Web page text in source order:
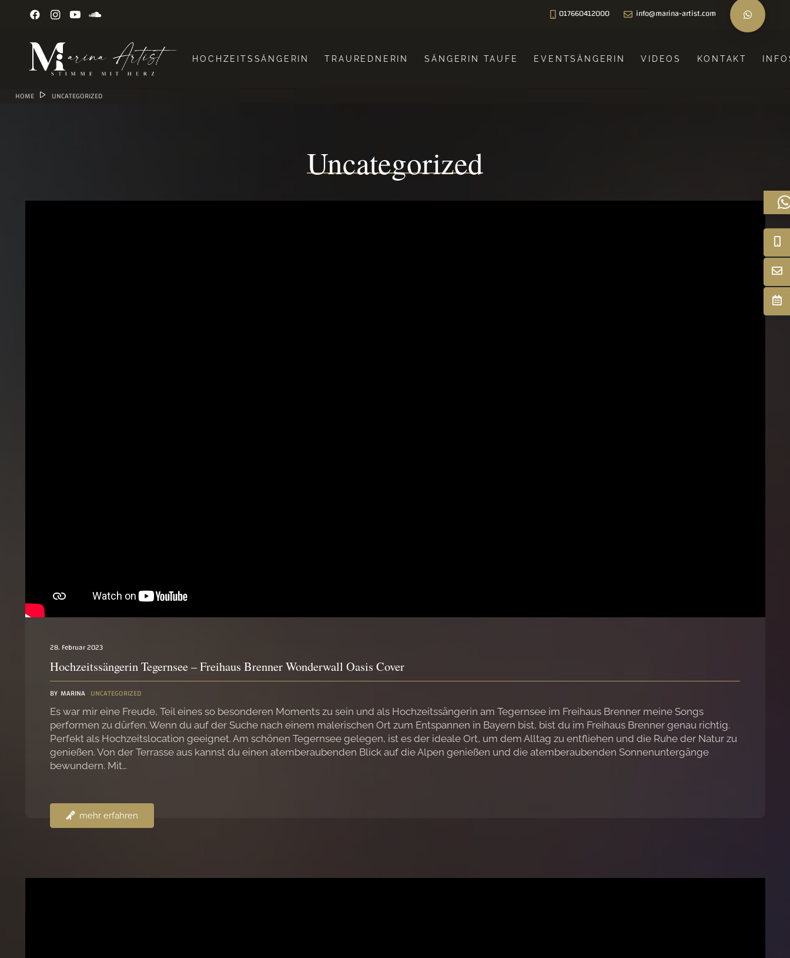
017660412000 info@marina-artist.com
HOCHZEITSSÄNGERIN TRAUREDNERIN SÄNGERIN TAUFE EVENTSÄNGERIN VIDEOS KONTAKT
HOME UNCATEGORIZED
Uncategorized
28. Februar 2023
Hochzeitssängerin Tegernsee – Freihaus Brenner Wonderwall Oasis Cover
BY MARINA UNCATEGORIZED
Es war mir eine Freude, Teil eines so besonderen Moments zu sein und als Hochzeitssängerin am Tegernsee im Freihaus Brenner meine Songs
performen zu dürfen. Wenn du auf der Suche nach einem malerischen Ort zum Entspannen in Bayern bist, bist du im Freihaus Brenner genau richtig.
Perfekt als Hochzeitslocation geeignet. Am schönen Tegernsee gelegen, ist es der ideale Ort, um dem Alltag zu entfliehen und die Ruhe der Natur zu
genießen. Von der Terrasse aus kannst du einen atemberaubenden Blick auf die Alpen genießen und die atemberaubenden Sonnenuntergänge
bewundern. Mit…
mehr erfahren